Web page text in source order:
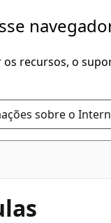
recursos, o
sobre o